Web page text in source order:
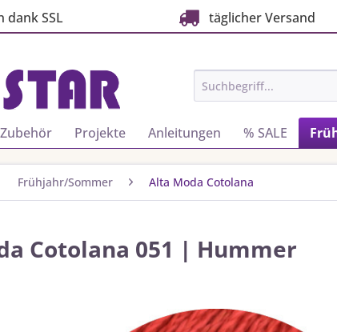
dank SSL täglicher Versand
Projekte Anleitungen % SALE
Frühjahr/Sommer Alta Moda Cotolana
Cotolana 051 | Hummer